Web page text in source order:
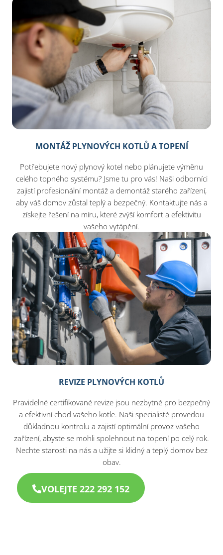
MONTÁŽ PLYNOVÝCH KOTLŮ A TOPENÍ
Potřebujete nový plynový kotel nebo plánujete výměnu
celého topného systému? Jsme tu pro vás! Naši odborníci
zajistí profesionální montáž a demontáž starého zařízení,
aby váš domov zůstal teplý a bezpečný. Kontaktujte nás a
získejte řešení na míru, které zvýší komfort a efektivitu
vašeho vytápění.
REVIZE PLYNOVÝCH KOTLŮ
Pravidelné certifikované revize jsou nezbytné pro bezpečný
a efektivní chod vašeho kotle. Naši specialisté provedou
důkladnou kontrolu a zajistí optimální provoz vašeho
zařízení, abyste se mohli spolehnout na topení po celý rok.
Nechte starosti na nás a užijte si klidný a teplý domov bez
obav.
VOLEJTE 222 292 152